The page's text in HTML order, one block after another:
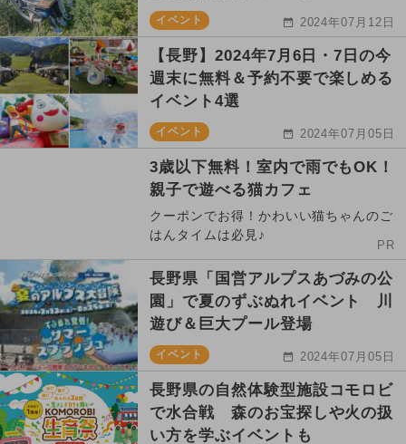
イベント 2024年07月12日
【長野】2024年7月6日・7日の今
週末に無料＆予約不要で楽しめる
イベント4選
イベント 2024年07月05日
3歳以下無料！室内で雨でもOK！
親子で遊べる猫カフェ
クーポンでお得！かわいい猫ちゃんのご
はんタイムは必見♪
PR
長野県「国営アルプスあづみの公
園」で夏のずぶぬれイベント 川
遊び＆巨大プール登場
イベント 2024年07月05日
長野県の自然体験型施設コモロビ
で水合戦 森のお宝探しや火の扱
い方を学ぶイベントも